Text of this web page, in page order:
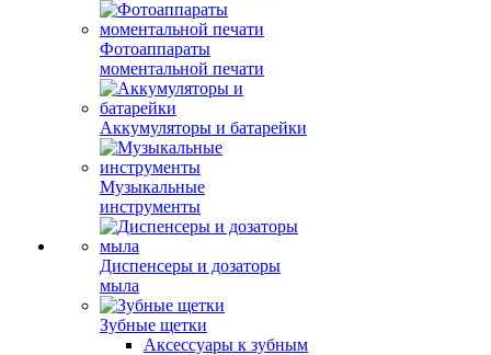
Фотоаппараты
моментальной печати
Аккумуляторы и батарейки
Музыкальные
инструменты
Диспенсеры и дозаторы
мыла
Зубные щетки
Аксессуары к зубным